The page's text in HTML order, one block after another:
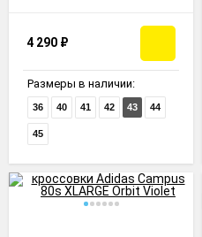
4 290 ₽
Размеры в наличии:
36 40 41 42 43 44
45